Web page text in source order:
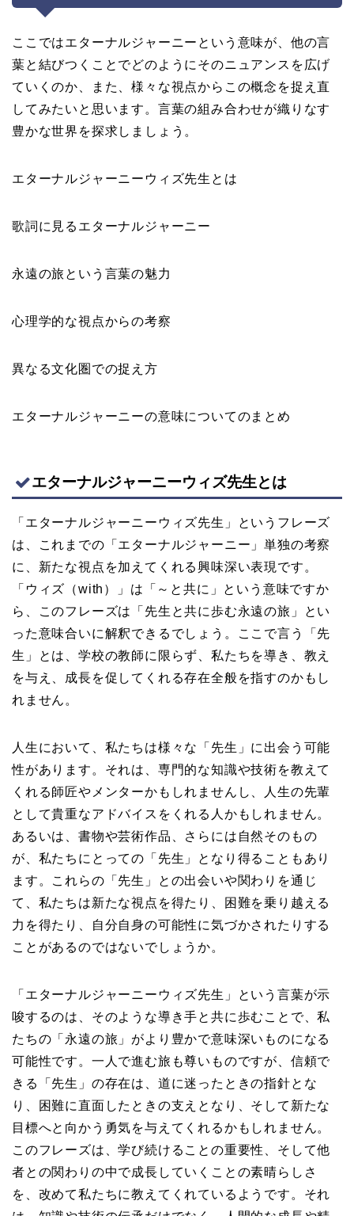
ここではエターナルジャーニーという意味が、他の言
葉と結びつくことでどのようにそのニュアンスを広げ
ていくのか、また、様々な視点からこの概念を捉え直
してみたいと思います。言葉の組み合わせが織りなす
豊かな世界を探求しましょう。
エターナルジャーニーウィズ先生とは
歌詞に見るエターナルジャーニー
永遠の旅という言葉の魅力
心理学的な視点からの考察
異なる文化圏での捉え方
エターナルジャーニーの意味についてのまとめ
エターナルジャーニーウィズ先生とは
「エターナルジャーニーウィズ先生」というフレーズ
は、これまでの「エターナルジャーニー」単独の考察
に、新たな視点を加えてくれる興味深い表現です。
「ウィズ（with）」は「～と共に」という意味ですか
ら、このフレーズは「先生と共に歩む永遠の旅」とい
った意味合いに解釈できるでしょう。ここで言う「先
生」とは、学校の教師に限らず、私たちを導き、教え
を与え、成長を促してくれる存在全般を指すのかもし
れません。
人生において、私たちは様々な「先生」に出会う可能
性があります。それは、専門的な知識や技術を教えて
くれる師匠やメンターかもしれませんし、人生の先輩
として貴重なアドバイスをくれる人かもしれません。
あるいは、書物や芸術作品、さらには自然そのもの
が、私たちにとっての「先生」となり得ることもあり
ます。これらの「先生」との出会いや関わりを通じ
て、私たちは新たな視点を得たり、困難を乗り越える
力を得たり、自分自身の可能性に気づかされたりする
ことがあるのではないでしょうか。
「エターナルジャーニーウィズ先生」という言葉が示
唆するのは、そのような導き手と共に歩むことで、私
たちの「永遠の旅」がより豊かで意味深いものになる
可能性です。一人で進む旅も尊いものですが、信頼で
きる「先生」の存在は、道に迷ったときの指針とな
り、困難に直面したときの支えとなり、そして新たな
目標へと向かう勇気を与えてくれるかもしれません。
このフレーズは、学び続けることの重要性、そして他
者との関わりの中で成長していくことの素晴らしさ
を、改めて私たちに教えてくれているようです。それ